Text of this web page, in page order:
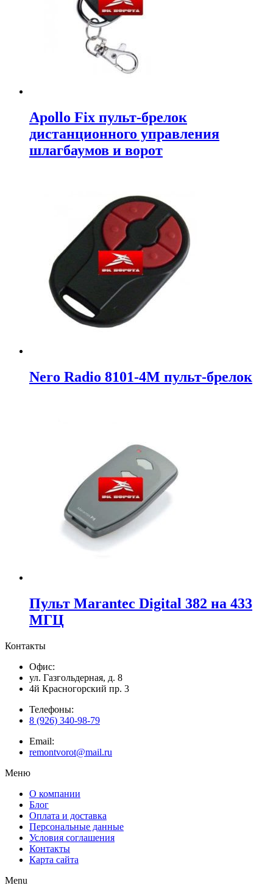
Apollo Fix пульт-брелок
дистанционного управления
шлагбаумов и ворот
Nero Radio 8101-4M пульт-брелок
Пульт Marantec Digital 382 на 433
МГЦ
Контакты
Офис:
ул. Газгольдерная, д. 8
4й Красногорский пр. 3
Телефоны:
8 (926) 340-98-79
Email:
remontvorot@mail.ru
Меню
О компании
Блог
Оплата и доставка
Персональные данные
Условия соглашения
Контакты
Карта сайта
Menu